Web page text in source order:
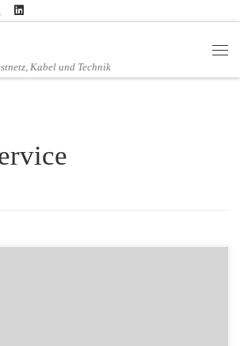
Kabel und Technik